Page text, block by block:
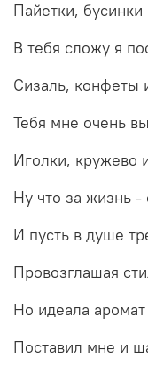
Пайетки, бусинки
В тебя сложу я
Сизаль, конфеты
Тебя мне очень
Иголки, кружево
Ну что за жизнь -
И пусть в душе
Провозглашая
Но идеала аромат
Поставил мне и